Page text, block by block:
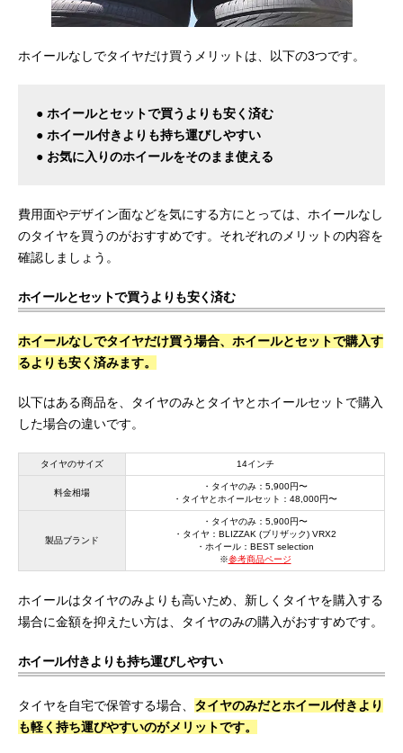
ホイールなしでタイヤだけ買うメリットは、以下の3つです。
● ホイールとセットで買うよりも安く済む
● ホイール付きよりも持ち運びしやすい
● お気に入りのホイールをそのまま使える
費用面やデザイン面などを気にする方にとっては、ホイールなし
のタイヤを買うのがおすすめです。それぞれのメリットの内容を
確認しましょう。
ホイールとセットで買うよりも安く済む
ホイールなしでタイヤだけ買う場合、ホイールとセットで購入す
るよりも安く済みます。
以下はある商品を、タイヤのみとタイヤとホイールセットで購入
した場合の違いです。
タイヤのサイズ 14インチ
料金相場
・タイヤのみ：5,900円〜
・タイヤとホイールセット：48,000円〜
製品ブランド
・タイヤのみ：5,900円〜
・タイヤ：BLIZZAK (ブリザック) VRX2
・ホイール：BEST selection
※参考商品ページ
ホイールはタイヤのみよりも高いため、新しくタイヤを購入する
場合に金額を抑えたい方は、タイヤのみの購入がおすすめです。
ホイール付きよりも持ち運びしやすい
タイヤを自宅で保管する場合、 タイヤのみだとホイール付きより
も軽く持ち運びやすいのがメリットです。